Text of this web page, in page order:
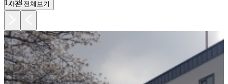
1 /58
사진 전체보기